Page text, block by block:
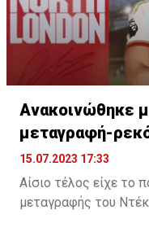
Ανακοινώθηκε
μεταγραφή-
15.07.2023 17:33
Αίσιο τέλος είχε το
μεταγραφής του